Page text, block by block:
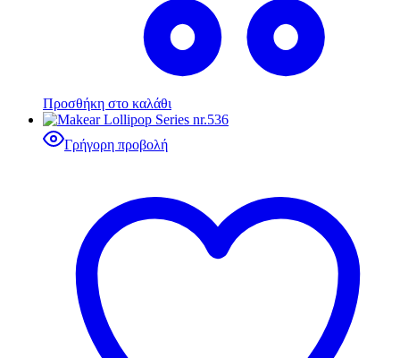
Προσθήκη στο καλάθι
Γρήγορη προβολή